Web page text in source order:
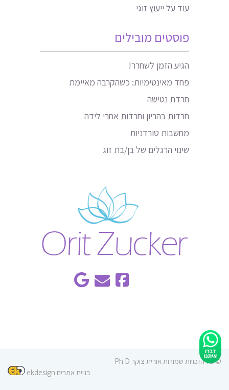
עוד על ייעוץ זוגי
פוסטים מובילים
הגיע הזמן לשחרר!
פחד מאינטימיות: כשהקרבה מאיימת
חרדת נטישה
חרדות בהריון וחרדות אחרי לידה
מחשבות טורדניות
שינוי הרגלים של בן/בת זוג
© כל הזכויות שמורות אורית צוקר Ph.D
בניית אתרים ekdesign